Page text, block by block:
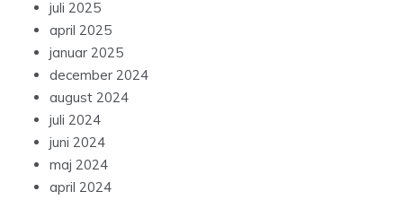
juli 2025
april 2025
januar 2025
december 2024
august 2024
juli 2024
juni 2024
maj 2024
april 2024